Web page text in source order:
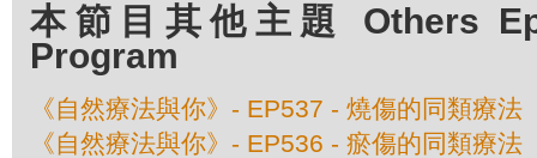
本節目其他主題 Others
Program
《自然療法與你》- EP537 - 燒傷的同類療法
《自然療法與你》- EP536 - 瘀傷的同類療法